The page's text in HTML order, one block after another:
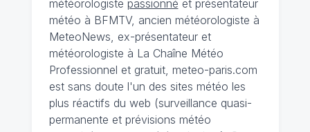
météorologiste passionné et présentateur
météo à BFMTV, ancien météorologiste à
MeteoNews, ex-présentateur et
météorologiste à La Chaîne Météo
Professionnel et gratuit, meteo-paris.com
est sans doute l'un des sites météo les
plus réactifs du web (surveillance quasi-
permanente et prévisions météo